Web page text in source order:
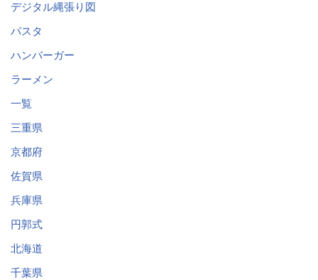
デジタル縄張り図
パスタ
ハンバーガー
ラーメン
一覧
三重県
京都府
佐賀県
兵庫県
円郭式
北海道
千葉県